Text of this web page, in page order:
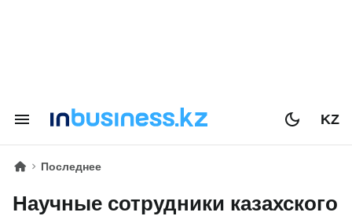
KZ
Последнее
Научные сотрудники казахского